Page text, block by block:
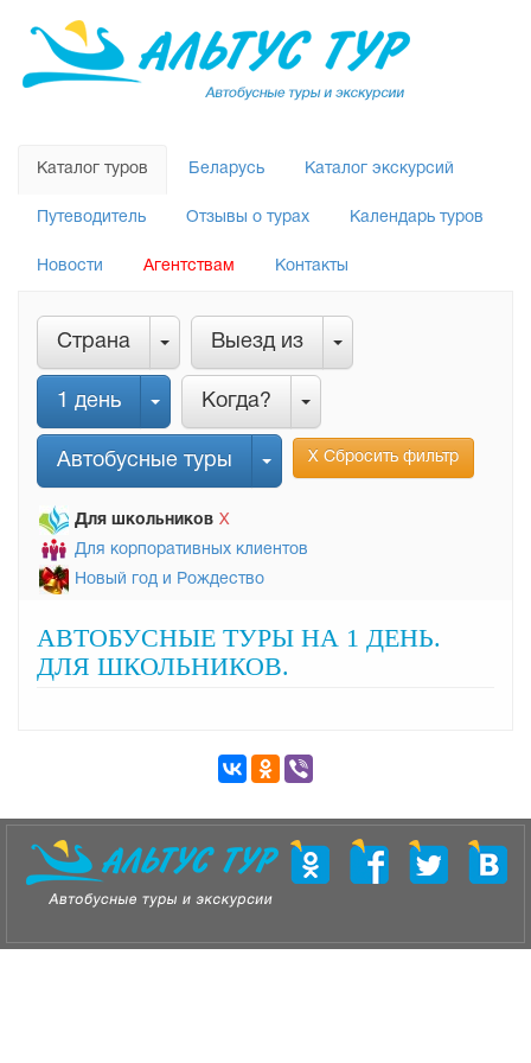
Каталог туров Беларусь Каталог экскурсий
Путеводитель Отзывы о турах Календарь туров
Новости Агентствам Контакты
Страна Выезд из
1 день Когда?
Автобусные туры Х Сбросить фильтр
Для школьников Х
Для корпоративных клиентов
Новый год и Рождество
АВТОБУСНЫЕ ТУРЫ НА 1 ДЕНЬ.
ДЛЯ ШКОЛЬНИКОВ.